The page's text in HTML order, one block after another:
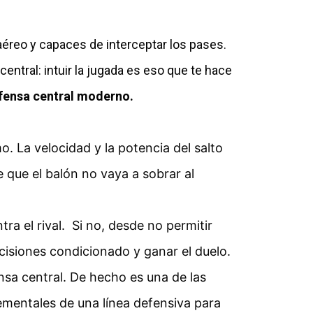
y capaces de interceptar los pases.
intuir la jugada es eso que te hace
central moderno.
La velocidad y la potencia del salto
el balón no vaya a sobrar al
el rival. Si no, desde no permitir
condicionado y ganar el duelo.
central. De hecho es una de las
de una línea defensiva para